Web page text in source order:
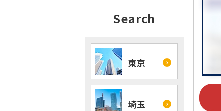
Search
東京
埼玉